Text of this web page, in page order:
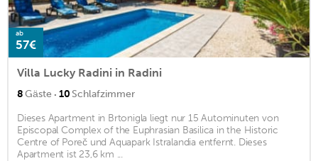
ab
57€
Villa Lucky Radini in Radini
8Gäste · 10 Schlafzimmer
Dieses Apartment in Brtonigla liegt nur 15 Autominuten von
Episcopal Complex of the Euphrasian Basilica in the Historic
Centre of Poreč und Aquapark Istralandia entfernt. Dieses
Apartment ist 23,6 km ...